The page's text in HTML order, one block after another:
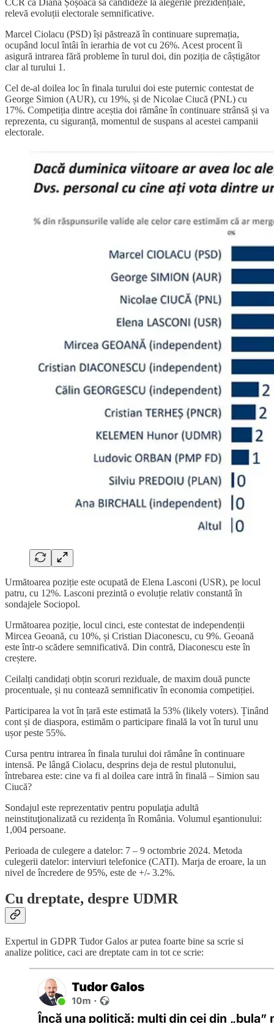
CCR ca Diana Șoșoacă să candideze la alegerile prezidențiale,
relevă evoluții electorale semnificative.
Marcel Ciolacu (PSD) își păstrează în continuare supremația,
ocupând locul întâi în ierarhia de vot cu 26%. Acest procent îi
asigură intrarea fără probleme în turul doi, din poziția de câștigător
clar al turului 1.
Cel de-al doilea loc în finala turului doi este puternic contestat de
George Simion (AUR), cu 19%, și de Nicolae Ciucă (PNL) cu
17%. Competiția dintre aceștia doi rămâne în continuare strânsă și va
reprezenta, cu siguranță, momentul de suspans al acestei campanii
electorale.
Următoarea poziție este ocupată de Elena Lasconi (USR), pe locul
patru, cu 12%. Lasconi prezintă o evoluție relativ constantă în
sondajele Sociopol.
Următoarea poziție, locul cinci, este contestat de independenții
Mircea Geoană, cu 10%, și Cristian Diaconescu, cu 9%. Geoană
este într-o scădere semnificativă. Din contră, Diaconescu este în
creștere.
Ceilalți candidați obțin scoruri reziduale, de maxim două puncte
procentuale, și nu contează semnificativ în economia competiției.
Participarea la vot în țară este estimată la 53% (likely voters). Ținând
cont și de diaspora, estimăm o participare finală la vot în turul unu
ușor peste 55%.
Cursa pentru intrarea în finala turului doi rămâne în continuare
intensă. Pe lângă Ciolacu, desprins deja de restul plutonului,
întrebarea este: cine va fi al doilea care intră în finală – Simion sau
Ciucă?
Sondajul este reprezentativ pentru populaţia adultă
neinstituţionalizată cu rezidența în România. Volumul eşantionului:
1,004 persoane.
Perioada de culegere a datelor: 7 – 9 octombrie 2024. Metoda
culegerii datelor: interviuri telefonice (CATI). Marja de eroare, la un
nivel de încredere de 95%, este de +/- 3.2%.
Cu dreptate, despre UDMR
Expertul in GDPR Tudor Galos ar putea foarte bine sa scrie si
analize politice, caci are dreptate cam in tot ce scrie: